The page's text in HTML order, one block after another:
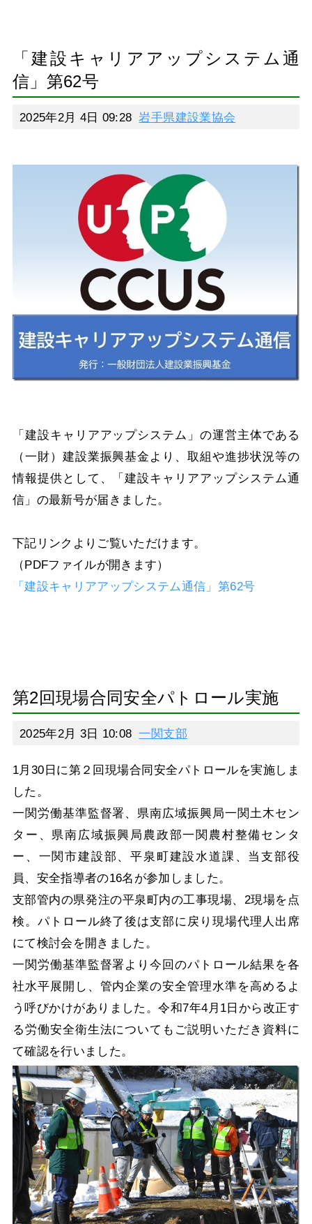
「建設キャリアアップシステム通
信」第62号
2025年2月 4日 09:28 岩手県建設業協会
「建設キャリアアップシステム」の運営主体である
（一財）建設業振興基金より、取組や進捗状況等の
情報提供として、「建設キャリアアップシステム通
信」の最新号が届きました。
下記リンクよりご覧いただけます。
（PDFファイルが開きます）
「建設キャリアアップシステム通信」第62号
第2回現場合同安全パトロール実施
2025年2月 3日 10:08 一関支部
1月30日に第２回現場合同安全パトロールを実施しま
した。
一関労働基準監督署、県南広域振興局一関土木セン
ター、県南広域振興局農政部一関農村整備センタ
ー、一関市建設部、平泉町建設水道課、当支部役
員、安全指導者の16名が参加しました。
支部管内の県発注の平泉町内の工事現場、2現場を点
検。パトロール終了後は支部に戻り現場代理人出席
にて検討会を開きました。
一関労働基準監督署より今回のパトロール結果を各
社水平展開し、管内企業の安全管理水準を高めるよ
う呼びかけがありました。令和7年4月1日から改正す
る労働安全衛生法についてもご説明いただき資料に
て確認を行いました。